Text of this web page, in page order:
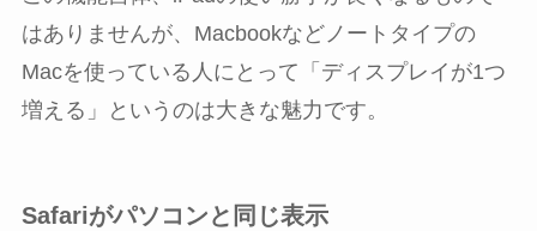
はありませんが、Macbookなどノートタイプの
Macを使っている人にとって「ディスプレイが1つ
増える」というのは大きな魅力です。
Safariがパソコンと同じ表示